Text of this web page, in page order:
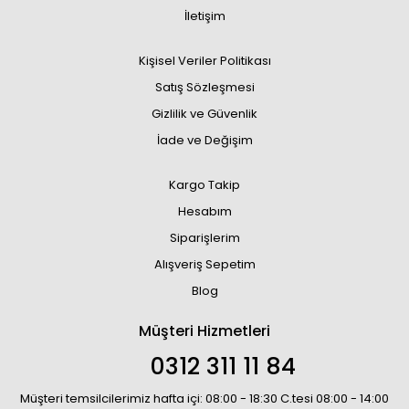
İletişim
Kişisel Veriler Politikası
Satış Sözleşmesi
Gizlilik ve Güvenlik
İade ve Değişim
Kargo Takip
Hesabım
Siparişlerim
Alışveriş Sepetim
Blog
Müşteri Hizmetleri
0312 311 11 84
Müşteri temsilcilerimiz hafta içi: 08:00 - 18:30 C.tesi 08:00 - 14:00